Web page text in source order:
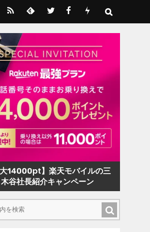
大14000pt】楽天モバイルの三
木谷社長紹介キャンペーン